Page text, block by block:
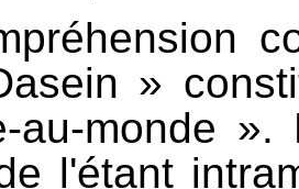
»
au-monde
l'étant